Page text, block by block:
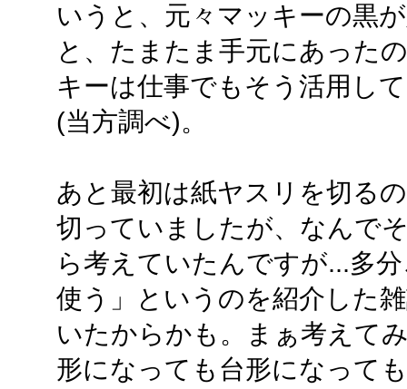
いうと、元々マッキーの黒
と、たまたま手元にあった
キーは仕事でもそう活用し
(当方調べ)。
あと最初は紙ヤスリを切る
切っていましたが、なんで
ら考えていたんですが...多
使う」というのを紹介した
いたからかも。まぁ考えて
形になっても台形になって